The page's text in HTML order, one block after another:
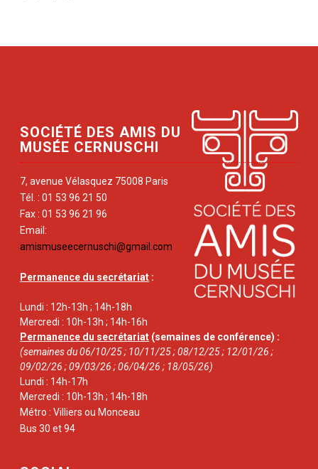
SOCIÉTÉ DES AMIS DU
MUSÉE CERNUSCHI
7, avenue Vélasquez 75008 Paris
Tél. : 01 53 96 21 50
Fax : 01 53 96 21 96
Email:
amismuseecernuschi@gmail.com
Permanence du secrétariat :
Lundi : 12h-13h ; 14h-18h
Mercredi : 10h-13h ; 14h-16h
Permanence du secrétariat (semaines de conférence) :
(semaines du 06/10/25 ; 10/11/25 ; 08/12/25 ; 12/01/26 ;
09/02/26 ; 09/03/26 ; 06/04/26 ; 18/05/26)
Lundi : 14h-17h
Mercredi : 10h-13h ; 14h-18h
Métro : Villiers ou Monceau
Bus 30 et 94